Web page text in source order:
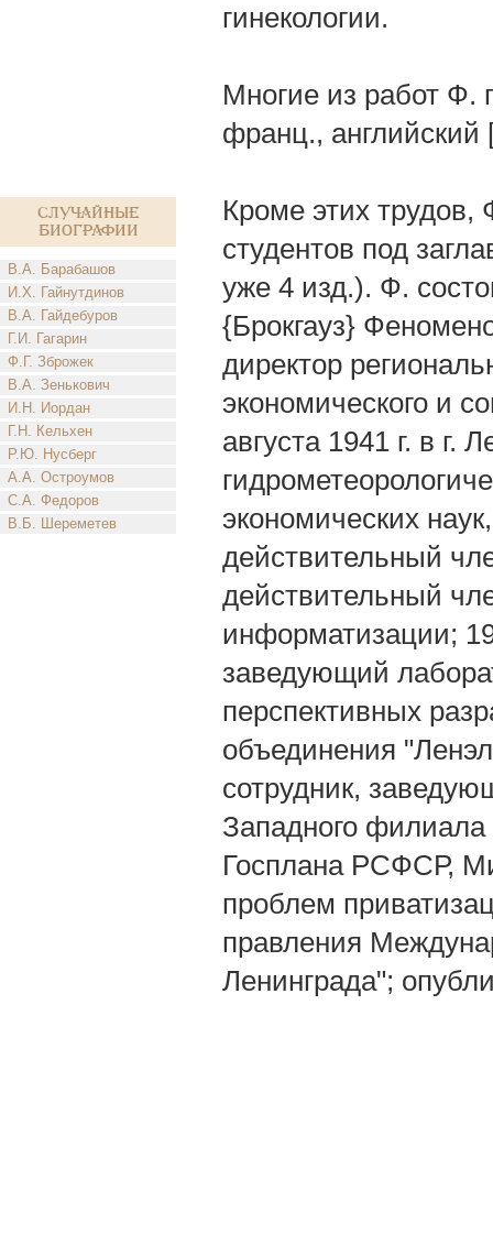
Случайные
биографии
В.А. Барабашов
И.Х. Гайнутдинов
В.А. Гайдебуров
Г.И. Гагарин
Ф.Г. Зброжек
В.А. Зенькович
И.Н. Иордан
Г.Н. Кельхен
Р.Ю. Нусберг
А.А. Остроумов
С.А. Федоров
В.Б. Шереметев
гинекологии.
Многие из работ Ф.
франц., английский
Кроме этих трудов,
студентов под
уже 4 изд.). Ф.
{Брокгауз}
директор
экономического и
августа 1941 г. в г.
экономических
действительный
действительный
информатизации;
заведующий
перспективных
объединения
сотрудник,
Западного филиала
Госплана РСФСР,
проблем
правления
Ленинграда";